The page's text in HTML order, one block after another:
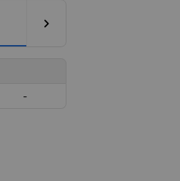
chevron_right
-